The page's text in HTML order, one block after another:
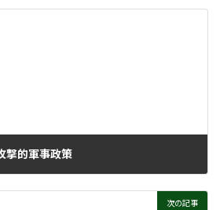
撃的軍事政策
次の記事